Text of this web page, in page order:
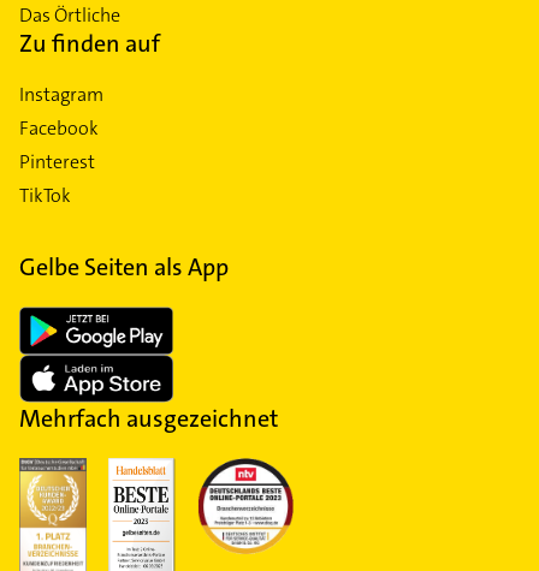
Das Örtliche
Zu finden auf
Instagram
Facebook
Pinterest
TikTok
Gelbe Seiten als App
Mehrfach ausgezeichnet